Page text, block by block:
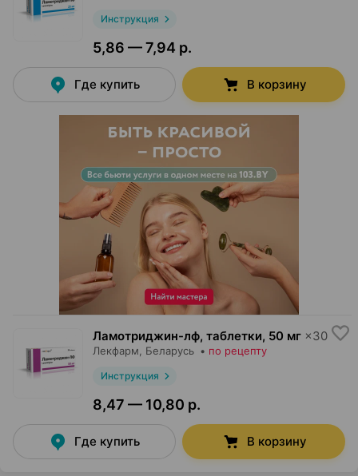
Инструкция
5,86 — 7,94 р.
Где купить В корзину
Ламотриджин-лф, таблетки, 50 мг ×30
Лекфарм , Беларусь • по рецепту
Инструкция
8,47 — 10,80 р.
Где купить В корзину